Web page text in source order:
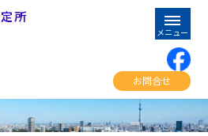
お問合せ